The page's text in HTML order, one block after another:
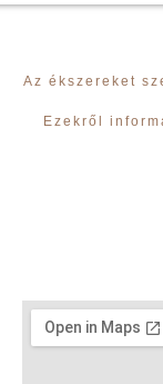
Az ékszereket
Ezekről